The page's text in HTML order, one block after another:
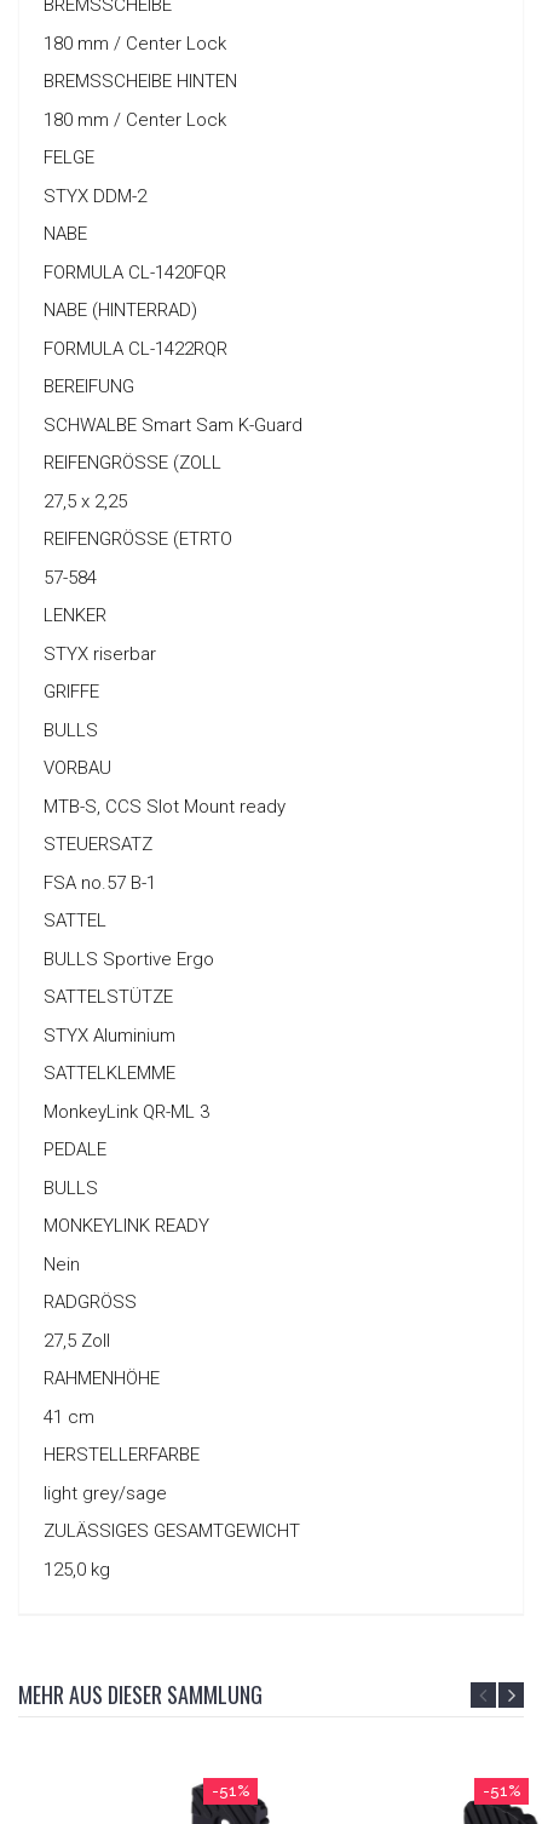
BREMSSCHEIBE
180 mm / Center Lock
BREMSSCHEIBE HINTEN
180 mm / Center Lock
FELGE
STYX DDM-2
NABE
FORMULA CL-1420FQR
NABE (HINTERRAD)
FORMULA CL-1422RQR
BEREIFUNG
SCHWALBE Smart Sam K-Guard
REIFENGRÖSSE (ZOLL
27,5 x 2,25
REIFENGRÖSSE (ETRTO
57-584
LENKER
STYX riserbar
GRIFFE
BULLS
VORBAU
MTB-S, CCS Slot Mount ready
STEUERSATZ
FSA no.57 B-1
SATTEL
BULLS Sportive Ergo
SATTELSTÜTZE
STYX Aluminium
SATTELKLEMME
MonkeyLink QR-ML 3
PEDALE
BULLS
MONKEYLINK READY
Nein
RADGRÖSS
27,5 Zoll
RAHMENHÖHE
41 cm
HERSTELLERFARBE
light grey/sage
ZULÄSSIGES GESAMTGEWICHT
125,0 kg
MEHR AUS DIESER SAMMLUNG
-51% -51%